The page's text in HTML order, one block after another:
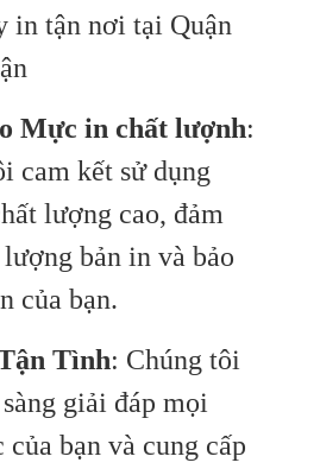
in tận nơi tại Quận
Mực in chất lượnh:
cam kết sử dụng
lượng cao, đảm
bản in và bảo
của bạn.
Tình: Chúng tôi
giải đáp mọi
của bạn và cung cấp